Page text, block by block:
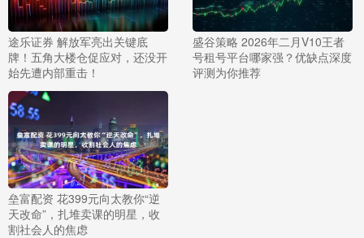
途乐证券 解放军亮出关键底
牌！五角大楼仓促应对，还没开
始先遭内部重击！
盛谷策略 2026年二月V10王者
号租号平台哪家强？优缺点深度
评测为你推荐
垒富配资 花399元向太教你“逆
天改命”，扎堆卖课的明星，收
割社会人的焦虑